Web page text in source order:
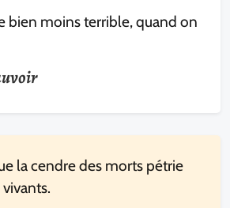
bien moins terrible, quand on
la cendre des morts pétrie